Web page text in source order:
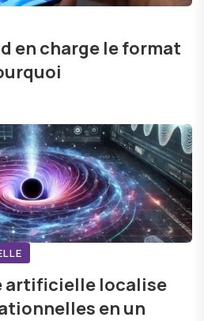
en charge le format
artificielle localise
en un